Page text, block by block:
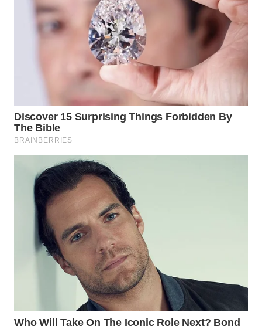
WN
PADANG
WN
WN
CIANJUR
WN
KEPULAUAN
SERIBU
WN
TANGERANG
WN
CIREBON